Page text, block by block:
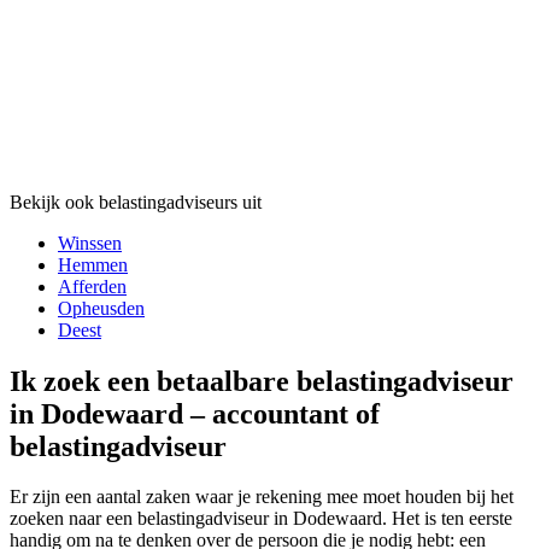
Bekijk ook belastingadviseurs uit
Winssen
Hemmen
Afferden
Opheusden
Deest
Ik zoek een betaalbare belastingadviseur
in Dodewaard – accountant of
belastingadviseur
Er zijn een aantal zaken waar je rekening mee moet houden bij het
zoeken naar een belastingadviseur in Dodewaard. Het is ten eerste
handig om na te denken over de persoon die je nodig hebt: een